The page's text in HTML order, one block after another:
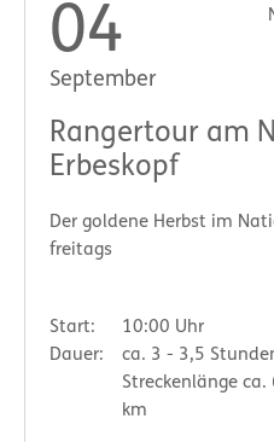
04
September
Rangertour am
Erbeskopf
Der goldene Herbst im
freitags
Start:
10:00 Uhr
Dauer:
ca. 3 - 3,5
Streckenlänge ca.
km